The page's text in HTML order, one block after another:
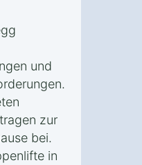
und
zur
bei.
in